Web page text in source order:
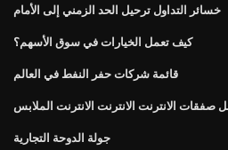
خسائر التداول ترحيل الحد الزمني إلى الأمام
كيف تعمل الخيارات في سوق الأسهم؟
قائمة شركات حفر النفط في العالم
صفقات الانترنت الانترنت الانترنت الملابس
جولة الدوحة التجارية